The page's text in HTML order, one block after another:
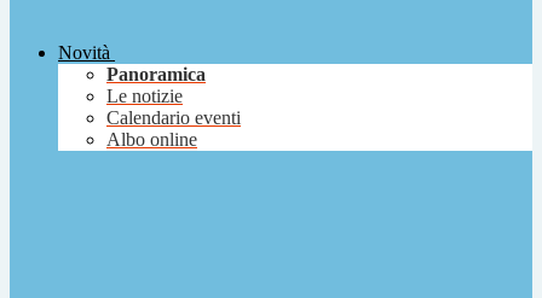
Novità
Panoramica
Le notizie
Calendario eventi
Albo online